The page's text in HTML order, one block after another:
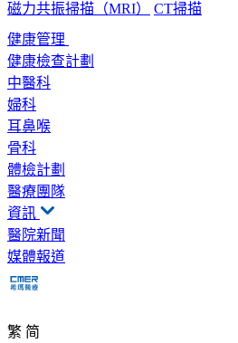
磁力共振掃描（MRI）
CT掃描
健康管理
健康檢查計劃
中醫科
婦科
耳鼻喉
骨科
體檢計劃
醫療團隊
資訊
醫院新聞
媒體報道
繁 简